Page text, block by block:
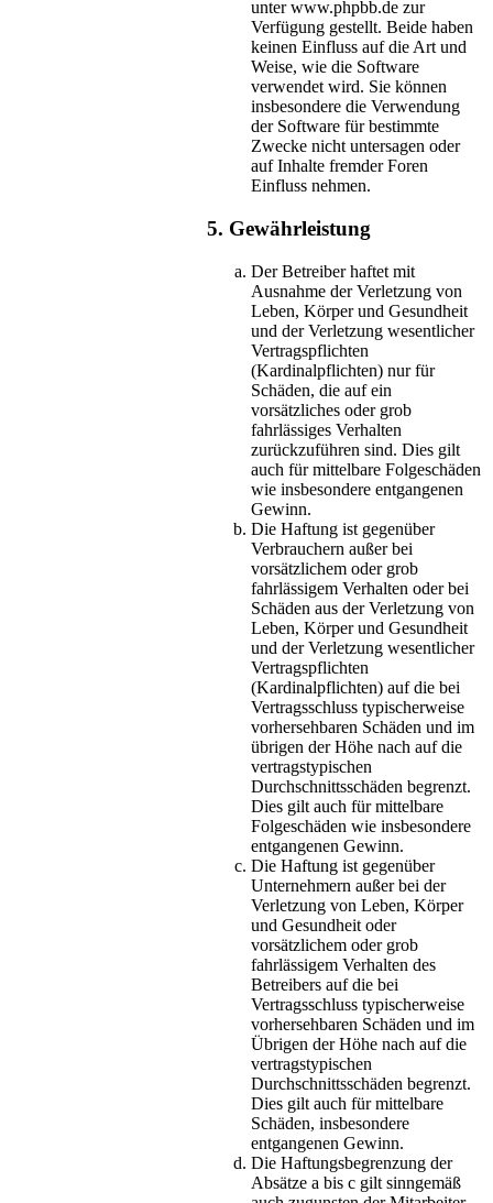
unter www.phpbb.de zur
Verfügung gestellt. Beide haben
keinen Einfluss auf die Art und
Weise, wie die Software
verwendet wird. Sie können
insbesondere die Verwendung
der Software für bestimmte
Zwecke nicht untersagen oder
auf Inhalte fremder Foren
Einfluss nehmen.
5. Gewährleistung
Der Betreiber haftet mit
Ausnahme der Verletzung von
Leben, Körper und Gesundheit
und der Verletzung wesentlicher
Vertragspflichten
(Kardinalpflichten) nur für
Schäden, die auf ein
vorsätzliches oder grob
fahrlässiges Verhalten
zurückzuführen sind. Dies gilt
auch für mittelbare Folgeschäden
wie insbesondere entgangenen
Gewinn.
Die Haftung ist gegenüber
Verbrauchern außer bei
vorsätzlichem oder grob
fahrlässigem Verhalten oder bei
Schäden aus der Verletzung von
Leben, Körper und Gesundheit
und der Verletzung wesentlicher
Vertragspflichten
(Kardinalpflichten) auf die bei
Vertragsschluss typischerweise
vorhersehbaren Schäden und im
übrigen der Höhe nach auf die
vertragstypischen
Durchschnittsschäden begrenzt.
Dies gilt auch für mittelbare
Folgeschäden wie insbesondere
entgangenen Gewinn.
Die Haftung ist gegenüber
Unternehmern außer bei der
Verletzung von Leben, Körper
und Gesundheit oder
vorsätzlichem oder grob
fahrlässigem Verhalten des
Betreibers auf die bei
Vertragsschluss typischerweise
vorhersehbaren Schäden und im
Übrigen der Höhe nach auf die
vertragstypischen
Durchschnittsschäden begrenzt.
Dies gilt auch für mittelbare
Schäden, insbesondere
entgangenen Gewinn.
Die Haftungsbegrenzung der
Absätze a bis c gilt sinngemäß